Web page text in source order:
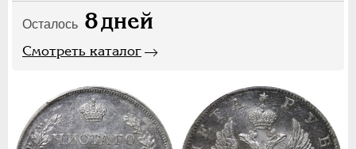
Осталось 8дней
Смотреть каталог